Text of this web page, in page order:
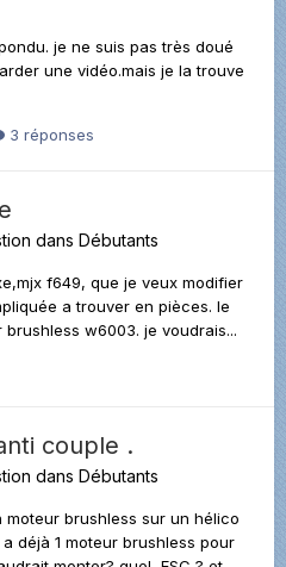
je ne suis pas très doué
une vidéo.mais je la trouve
3 réponses
dans Débutants
f649, que je veux modifier
a trouver en pièces. le
w6003. je voudrais...
couple .
dans Débutants
brushless sur un hélico
déjà 1 moteur brushless pour